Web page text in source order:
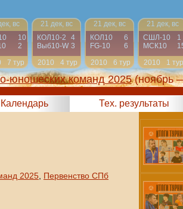
вс
10
2
7 тур
21 дек, вс
КОЛ10-2
4
Выб10-W 3
2010
4 тур
21 дек, вс
КОЛ10
6
FG-10
6
2010
6 тур
21 дек, вс
СШЛ-10
1
МСК10
2010
1 тур
юношеских команд 2025 (ноябрь
Календарь Тех. результаты
2025 Первенство СПб